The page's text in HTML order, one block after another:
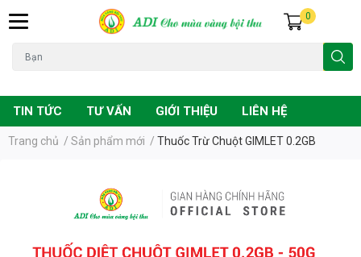
0
TIN TỨC TƯ VẤN GIỚI THIỆU LIÊN HỆ
Trang chủ / Sản phẩm mới / Thuốc Trừ Chuột GIMLET 0.2GB